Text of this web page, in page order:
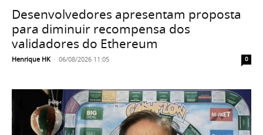
Desenvolvedores apresentam proposta
para diminuir recompensa dos
validadores do Ethereum
Henrique HK - 06/08/2026 11:05 0